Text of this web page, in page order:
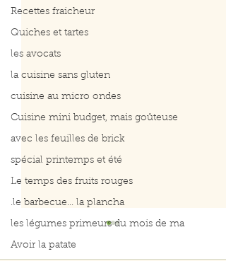
Recettes fraicheur
Quiches et tartes
les avocats
la cuisine sans gluten
cuisine au micro ondes
Cuisine mini budget, mais goûteuse
avec les feuilles de brick
spécial printemps et été
Le temps des fruits rouges
.le barbecue... la plancha
les légumes primeurs du mois de ma
Avoir la patate